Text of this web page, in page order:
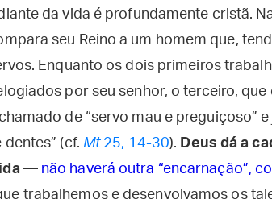
da vida é profundamente cristã.
seu Reino a um homem que,
Enquanto os dois primeiros
por seu senhor, o terceiro,
de “servo mau e preguiçoso”
(cf. Mt25, 14-30). Deus dá a
— não haverá outra “encarnação”,
trabalhemos e desenvolvamos os